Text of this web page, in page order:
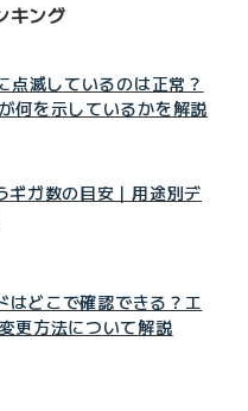
キング
点滅しているのは正常？
何を示しているかを解説
ギガ数の目安｜用途別デ
どこで確認できる？エ
更方法について解説